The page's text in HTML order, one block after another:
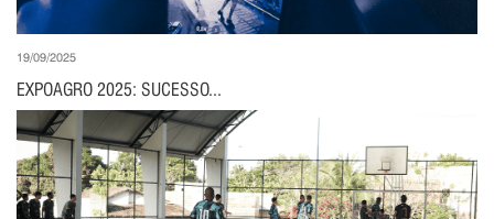
19/09/2025
EXPOAGRO 2025: SUCESSO...